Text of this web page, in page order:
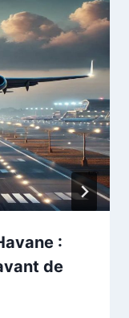
:
de